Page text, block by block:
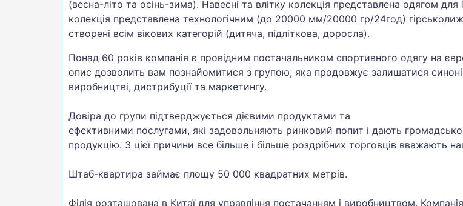
(весна-літо та осінь-зима). Навесні та влітку колекція представлена одягом
колекція представлена технологічним (до 20000 мм/20000 гр/24год)
створені всім вікових категорій (дитяча, підліткова, доросла).
Понад 60 років компанія є провідним постачальником спортивного одягу на
опис дозволить вам познайомитися з групою, яка продовжує залишатися
виробництві, дистрибуції та маркетингу.
Довіра до групи підтверджується дієвими продуктами та
ефективними послугами, які задовольняють ринковий попит і дають
продукцію. З цієї причини все більше і більше роздрібних торговців вважають
Штаб-квартира займає площу 50 000 квадратних метрів.
Філія розташована в Китаї для управління постачанням і виробництвом.